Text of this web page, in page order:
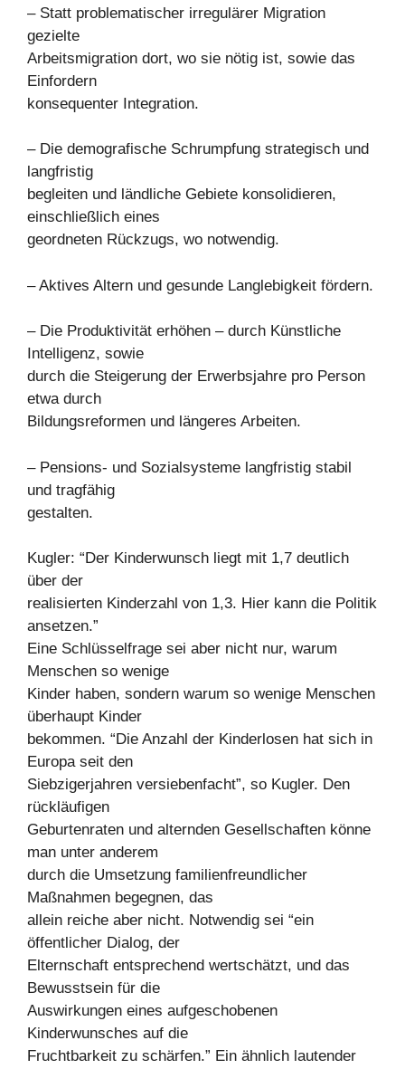
– Statt problematischer irregulärer Migration
gezielte
Arbeitsmigration dort, wo sie nötig ist, sowie das
Einfordern
konsequenter Integration.
– Die demografische Schrumpfung strategisch und
langfristig
begleiten und ländliche Gebiete konsolidieren,
einschließlich eines
geordneten Rückzugs, wo notwendig.
– Aktives Altern und gesunde Langlebigkeit fördern.
– Die Produktivität erhöhen – durch Künstliche
Intelligenz, sowie
durch die Steigerung der Erwerbsjahre pro Person
etwa durch
Bildungsreformen und längeres Arbeiten.
– Pensions- und Sozialsysteme langfristig stabil
und tragfähig
gestalten.
Kugler: “Der Kinderwunsch liegt mit 1,7 deutlich
über der
realisierten Kinderzahl von 1,3. Hier kann die Politik
ansetzen.”
Eine Schlüsselfrage sei aber nicht nur, warum
Menschen so wenige
Kinder haben, sondern warum so wenige Menschen
überhaupt Kinder
bekommen. “Die Anzahl der Kinderlosen hat sich in
Europa seit den
Siebzigerjahren versiebenfacht”, so Kugler. Den
rückläufigen
Geburtenraten und alternden Gesellschaften könne
man unter anderem
durch die Umsetzung familienfreundlicher
Maßnahmen begegnen, das
allein reiche aber nicht. Notwendig sei “ein
öffentlicher Dialog, der
Elternschaft entsprechend wertschätzt, und das
Bewusstsein für die
Auswirkungen eines aufgeschobenen
Kinderwunsches auf die
Fruchtbarkeit zu schärfen.” Ein ähnlich lautender